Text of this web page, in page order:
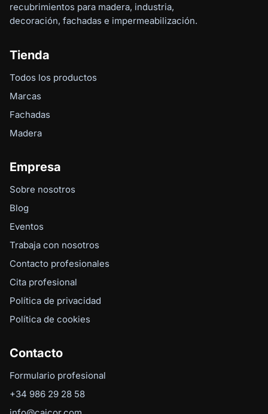
recubrimientos para madera, industria,
decoración, fachadas e impermeabilización.
Tienda
Todos los productos
Marcas
Fachadas
Madera
Empresa
Sobre nosotros
Blog
Eventos
Trabaja con nosotros
Contacto profesionales
Cita profesional
Política de privacidad
Política de cookies
Contacto
Formulario profesional
+34 986 29 28 58